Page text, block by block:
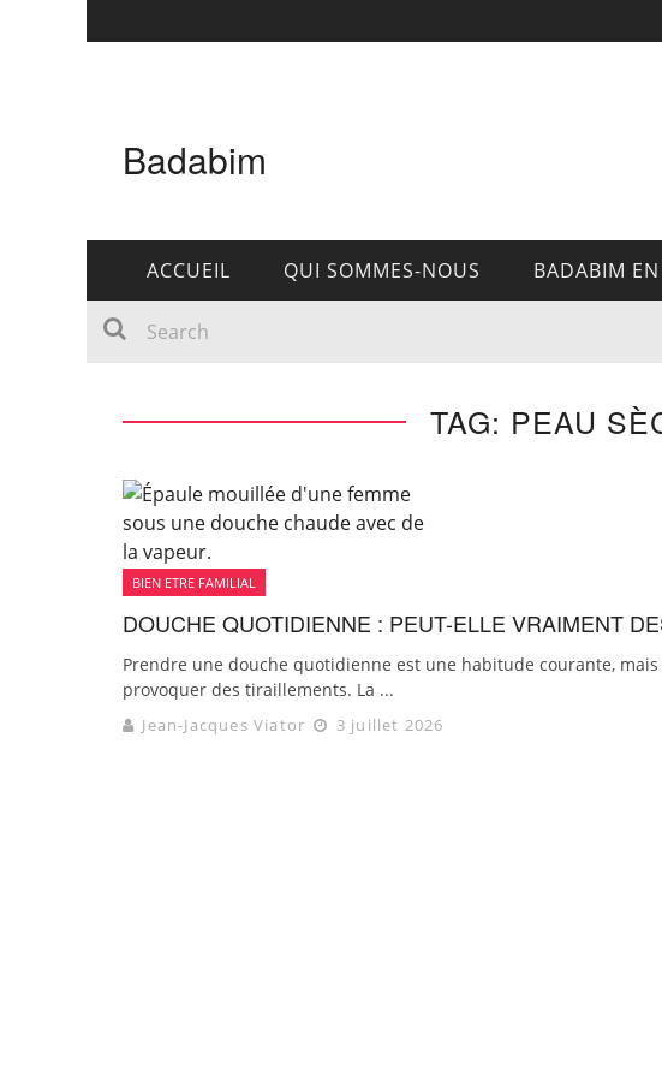
Badabim
ACCUEIL QUI SOMMES-NOUS BADABIM
TAG: PEAU
BIEN ETRE FAMILIAL
DOUCHE QUOTIDIENNE : PEUT-ELLE VRAIMENT
Prendre une douche quotidienne est une habitude courante,
provoquer des tiraillements. La ...
Jean-Jacques Viator 3 juillet 2026